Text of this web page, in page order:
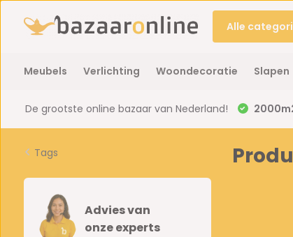
Alle
Meubels Verlichting Woondecoratie Slapen
De grootste online bazaar van Nederland!
Tags
Advies van
onze experts